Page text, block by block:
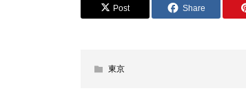
Post Share
東京